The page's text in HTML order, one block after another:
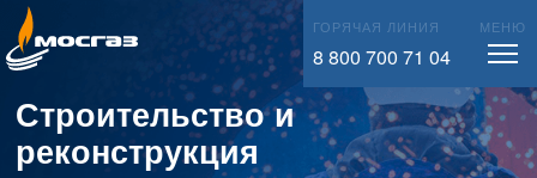
Закупки
Имущественные торги
Справочная информация
Информационный вестник
Новости Москвы
Материалы для СМИ
info@mos-gaz.ru ГОРЯЧАЯ ЛИНИЯ
8 800 700 71 04
МЕНЮ
Строительство и
реконструкция